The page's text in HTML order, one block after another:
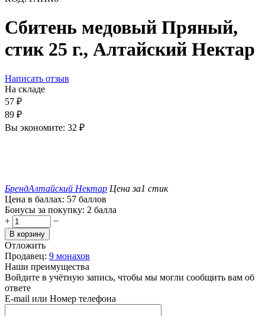
Сбитень медовый Пряный,
стик 25 г., Алтайский Нектар
Написать отзыв
На складе
57 ₽
89 ₽
Вы экономите: 32 ₽
БрендАлтайский Нектар Цена за1 стик
Цена в баллах: 57 баллов
Бонусы за покупку: 2 балла
+
−
В корзину
Отложить
Продавец: 9 монахов
Наши преимущества
Войдите в учётную запись, чтобы мы могли сообщить вам об
ответе
E-mail или Номер телефона